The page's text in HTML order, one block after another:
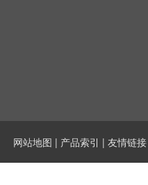
网站地图 | 产品索引 | 友情链接